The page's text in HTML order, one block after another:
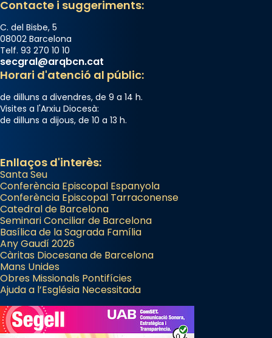
Contacte i suggeriments:
C. del Bisbe, 5
08002 Barcelona
Telf. 93 270 10 10
secgral@arqbcn.cat
Horari d'atenció al públic:
de dilluns a divendres, de 9 a 14 h.
Visites a l'Arxiu Diocesà:
de dilluns a dijous, de 10 a 13 h.
Enllaços d'interès:
Santa Seu
Conferència Episcopal Espanyola
Conferència Episcopal Tarraconense
Catedral de Barcelona
Seminari Conciliar de Barcelona
Basílica de la Sagrada Família
Any Gaudí 2026
Càritas Diocesana de Barcelona
Mans Unides
Obres Missionals Pontifícies
Ajuda a l’Església Necessitada